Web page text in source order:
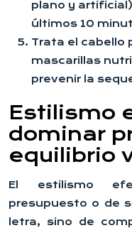
plano y
últimos 10
Trata el cabello
mascarillas
prevenir la
Estilismo
dominar
equilibrio
El estilismo
presupuesto o de
letra, sino de